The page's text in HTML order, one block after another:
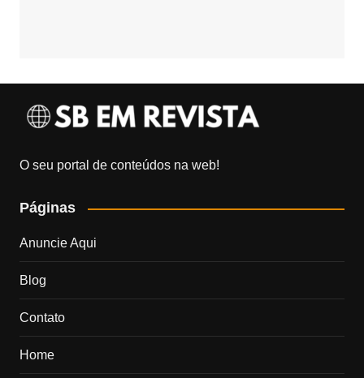
O seu portal de conteúdos na web!
Páginas
Anuncie Aqui
Blog
Contato
Home